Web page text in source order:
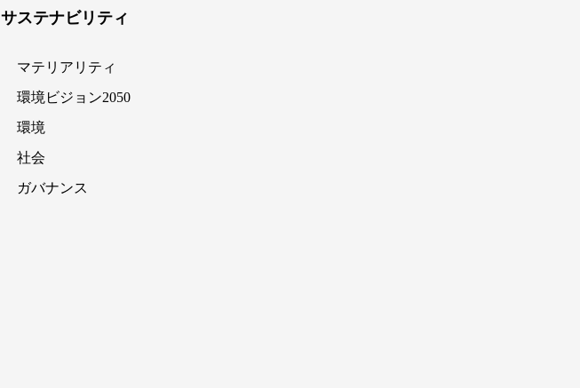
サステナビリティ
マテリアリティ
環境ビジョン2050
環境
社会
ガバナンス